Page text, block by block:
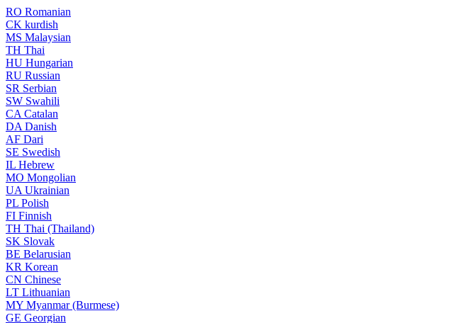
RO Romanian
CK kurdish
MS Malaysian
TH Thai
HU Hungarian
RU Russian
SR Serbian
SW Swahili
CA Catalan
DA Danish
AF Dari
SE Swedish
IL Hebrew
MO Mongolian
UA Ukrainian
PL Polish
FI Finnish
TH Thai (Thailand)
SK Slovak
BE Belarusian
KR Korean
CN Chinese
LT Lithuanian
MY Myanmar (Burmese)
GE Georgian